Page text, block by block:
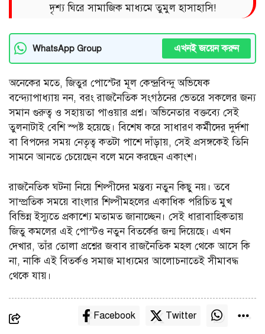
দৃশ্য ঘিরে সামাজিক মাধ্যমে তুমুল হাসাহাসি!
WhatsApp Group এখনই জয়েন করুন
অনেকের মতে, জিতুর পোস্টের মূল কেন্দ্রবিন্দু অভিষেক
বন্দ্যোপাধ্যায় নন, বরং রাজনৈতিক সংগঠনের ভেতরে সকলের জন্য
সমান গুরুত্ব ও সহায়তা পাওয়ার প্রশ্ন। অভিনেতার বক্তব্যে সেই
তুলনাটাই বেশি স্পষ্ট হয়েছে। বিশেষ করে সাধারণ কর্মীদের দুর্দশা
বা বিপদের সময় নেতৃত্ব কতটা পাশে দাঁড়ায়, সেই প্রসঙ্গকেই তিনি
সামনে আনতে চেয়েছেন বলে মনে করছেন একাংশ।
রাজনৈতিক ঘটনা নিয়ে শিল্পীদের মন্তব্য নতুন কিছু নয়। তবে
সাম্প্রতিক সময়ে বাংলার শিল্পীমহলের একাধিক পরিচিত মুখ
বিভিন্ন ইস্যুতে প্রকাশ্যে মতামত জানাচ্ছেন। সেই ধারাবাহিকতায়
জিতু কমলের এই পোস্টও নতুন বিতর্কের জন্ম দিয়েছে। এখন
দেখার, তাঁর তোলা প্রশ্নের জবাব রাজনৈতিক মহল থেকে আসে কি
না, নাকি এই বিতর্কও সমাজ মাধ্যমের আলোচনাতেই সীমাবদ্ধ
থেকে যায়।
Facebook Twitter